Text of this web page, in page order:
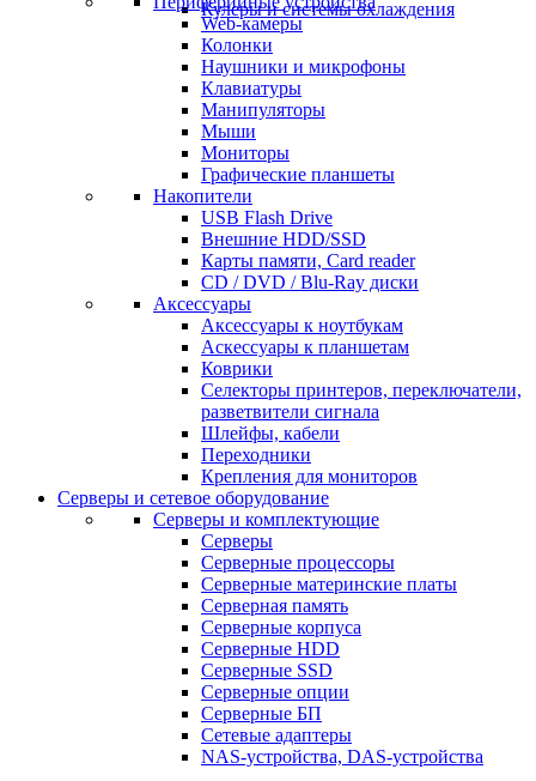
Кулеры и системы охлаждения
Web-камеры
Колонки
Наушники и микрофоны
Клавиатуры
Манипуляторы
Мыши
Мониторы
Графические планшеты
Накопители
USB Flash Drive
Внешние HDD/SSD
Карты памяти, Card reader
CD / DVD / Blu-Ray диски
Аксессуары
Аксессуары к ноутбукам
Аскессуары к планшетам
Коврики
Селекторы принтеров, переключатели,
разветвители сигнала
Шлейфы, кабели
Переходники
Крепления для мониторов
Серверы и сетевое оборудование
Серверы и комплектующие
Серверы
Серверные процессоры
Серверные материнские платы
Серверная память
Серверные корпуса
Серверные HDD
Серверные SSD
Серверные опции
Серверные БП
Сетевые адаптеры
NAS-устройства, DAS-устройства